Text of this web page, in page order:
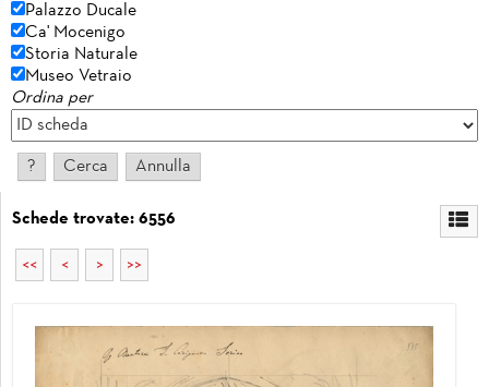
Palazzo Ducale
Ca' Mocenigo
Storia Naturale
Museo Vetraio
Ordina per
Schede trovate: 6556
<< < > >>